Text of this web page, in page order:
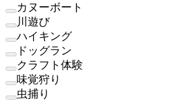
カヌーボート
川遊び
ハイキング
ドッグラン
クラフト体験
味覚狩り
虫捕り